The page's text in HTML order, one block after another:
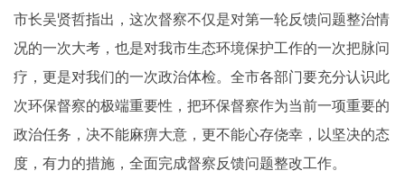
市长吴贤哲指出，这次督察不仅是对第一轮反馈问题整治情
况的一次大考，也是对我市生态环境保护工作的一次把脉问
疗，更是对我们的一次政治体检。全市各部门要充分认识此
次环保督察的极端重要性，把环保督察作为当前一项重要的
政治任务，决不能麻痹大意，更不能心存侥幸，以坚决的态
度，有力的措施，全面完成督察反馈问题整改工作。